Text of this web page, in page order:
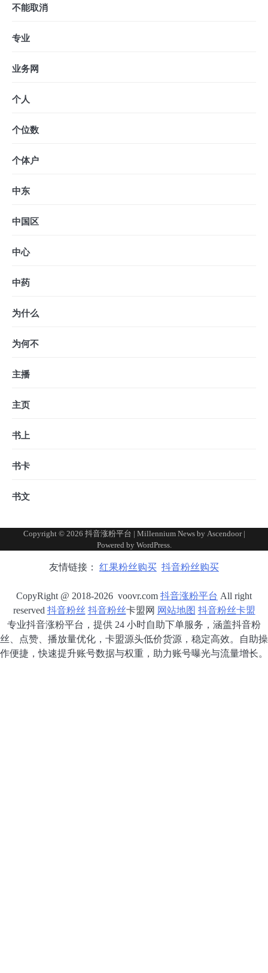
不能取消
专业
业务网
个人
个位数
个体户
中东
中国区
中心
中药
为什么
为何不
主播
主页
书上
书卡
书文
Copyright © 2026 抖音涨粉平台 | Millennium News by Ascendoor|
Powered by WordPress.
友情链接： 红果粉丝购买 抖音粉丝购买
CopyRight @ 2018-2026 voovr.com 抖音涨粉平台 All right
reserved 抖音粉丝 抖音粉丝卡盟网 网站地图 抖音粉丝卡盟
专业抖音涨粉平台，提供 24 小时自助下单服务，涵盖抖音粉
丝、点赞、播放量优化，卡盟源头低价货源，稳定高效。自助操
作便捷，快速提升账号数据与权重，助力账号曝光与流量增长。